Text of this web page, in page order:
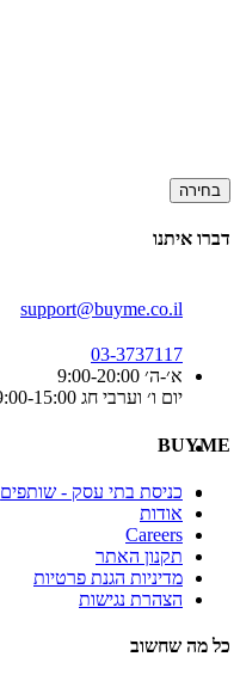
בחירה
דברו איתנו
support@buyme.co.il
03-3737117
א׳-ה׳ 9:00-20:00
יום ו׳ וערבי חג 9:00-15:00
BUYME
כניסת בתי עסק - שותפים
אודות
Careers
תקנון האתר
מדיניות הגנת פרטיות
הצהרת נגישות
כל מה שחשוב